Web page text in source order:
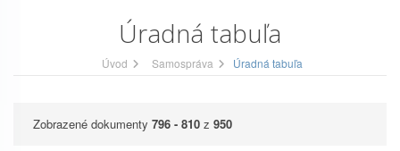
Úradná tabuľa
Úvod Samospráva Úradná tabuľa
Zobrazené dokumenty 796 - 810 z 950